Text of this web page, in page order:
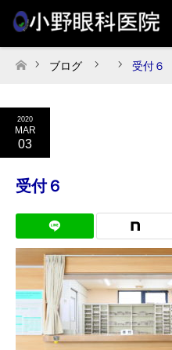
ホーム
ブログ 受付６
2020
MAR
03
受付６